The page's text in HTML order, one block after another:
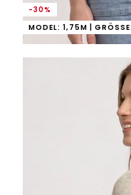
-30%
MODEL: 1,75M | GRÖSSE: